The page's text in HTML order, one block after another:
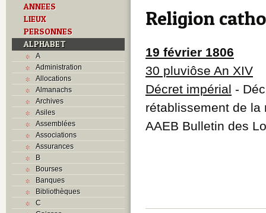
ANNEES
LIEUX
PERSONNES
ALPHABET
A
Administration
Allocations
Almanachs
Archives
Asiles
Assemblées
Associations
Assurances
B
Bourses
Banques
Bibliothèques
C
Religion
19 février 1806
30 pluviôse An XIV
Décret impérial -
rétablissement de la
AAEB Bulletin des